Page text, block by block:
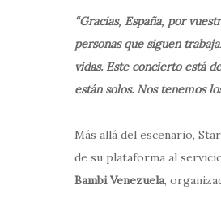
“Gracias, España, por
personas que siguen
vidas. Este concierto está
están solos. Nos tenemos
Más allá del escenario,
de su plataforma al
Bambi Venezuela,